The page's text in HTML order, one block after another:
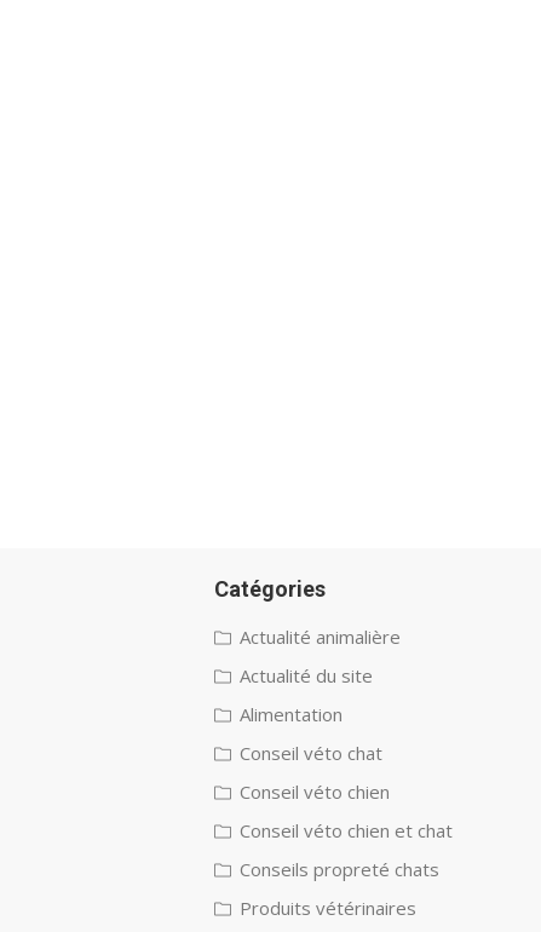
Catégories
Actualité animalière
Actualité du site
Alimentation
Conseil véto chat
Conseil véto chien
Conseil véto chien et chat
Conseils propreté chats
Produits vétérinaires